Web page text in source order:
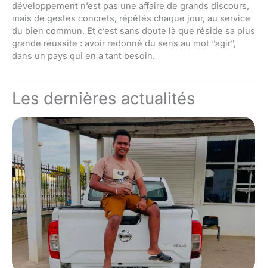
développement n’est pas une affaire de grands discours,
mais de gestes concrets, répétés chaque jour, au service
du bien commun. Et c’est sans doute là que réside sa plus
grande réussite : avoir redonné du sens au mot “agir”,
dans un pays qui en a tant besoin.
Les dernières actualités